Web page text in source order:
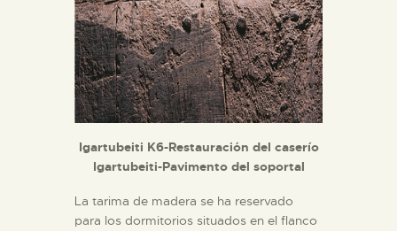
Igartubeiti K6-Restauración del caserío
Igartubeiti-Pavimento del soportal
La tarima de madera se ha reservado
para los dormitorios situados en el flanco